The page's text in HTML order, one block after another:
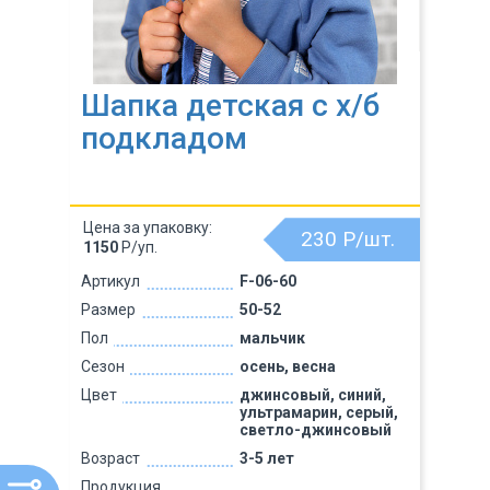
Шапка детская с х/б
подкладом
Артикул
F-06-60
Размер
50-52
Пол
мальчик
Сезон
осень, весна
Цвет
джинсовый, синий,
ультрамарин, серый,
светло-джинсовый
Возраст
3-5 лет
230 Р/шт.
Цена за упаковку:
1150 Р/уп.